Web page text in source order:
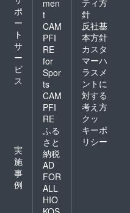
ポ
ー
ト
サ
ー
ビ
ス
実
施
事
例
men
t
CAM
PFI
RE
for
Spor
ts
CAM
PFI
RE
ふる
さと
納税
AD
FOR
ALL
HIO
ティ方
針
反社基
本方針
カスタ
マーハ
ラスメ
ントに
対する
考え方
クッ
キーポ
リシー